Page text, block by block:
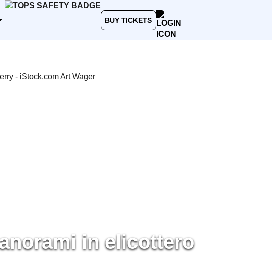
BUY TICKETS
in elicottero